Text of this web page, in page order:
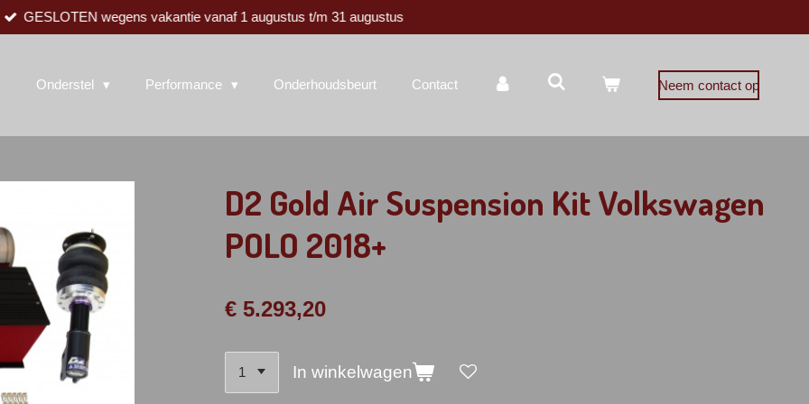
GESLOTEN wegens vakantie vanaf 1 augustus t/m 31 augustus
Onderstel Performance Onderhoudsbeurt Contact Neem contact op
D2 Gold Air Suspension Kit Volkswagen
POLO 2018+
€ 5.293,20
In winkelwagen